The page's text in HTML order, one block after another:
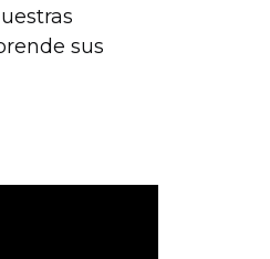
sus